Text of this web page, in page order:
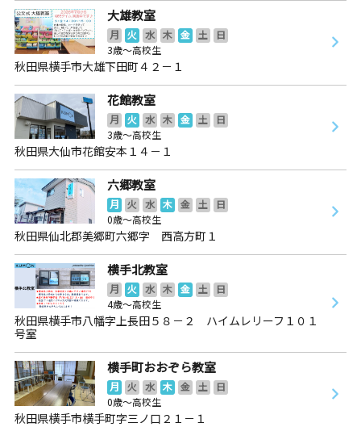
大雄教室
月 火 水 木 金 土
日
3歳～高校生
秋田県横手市大雄下田町４２－１
花館教室
月 火 水 木 金 土
日
3歳～高校生
秋田県大仙市花館安本１４－１
六郷教室
月 火 水 木 金 土
日
0歳～高校生
秋田県仙北郡美郷町六郷字 西高方町１
横手北教室
月 火 水 木 金 土
日
4歳～高校生
秋田県横手市八幡字上長田５８－２ ハイムレリーフ１０１
号室
横手町おおぞら教室
月 火 水 木 金 土
日
0歳～高校生
秋田県横手市横手町字三ノ口２１－１